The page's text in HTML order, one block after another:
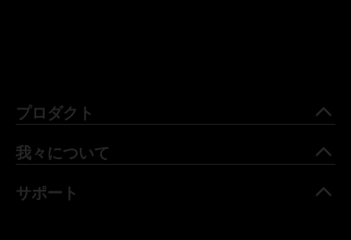
プロダクト
我々について
サポート